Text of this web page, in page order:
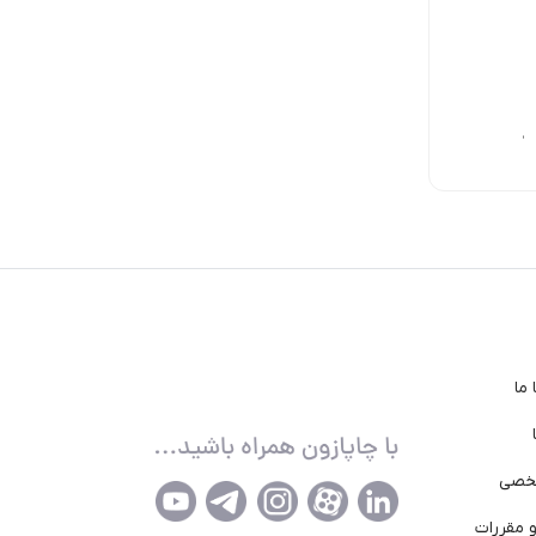
11,760,000
ما
مقررات